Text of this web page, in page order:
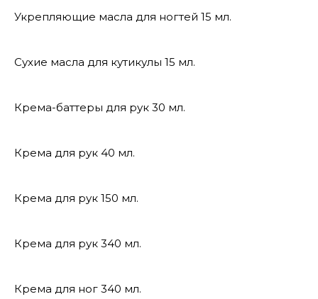
Укрепляющие масла для ногтей 15 мл.
Сухие масла для кутикулы 15 мл.
Крема-баттеры для рук 30 мл.
Крема для рук 40 мл.
Крема для рук 150 мл.
Крема для рук 340 мл.
Крема для ног 340 мл.